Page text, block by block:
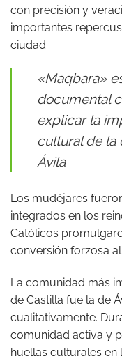
con precisión y
importantes
ciudad.
«Maqbara»
documental
explicar la
cultural de la
Ávila
Los mudéjares
integrados en los
Católicos
conversión forzosa
La comunidad más
de Castilla fue la de
cualitativamente.
comunidad activa y
huellas culturales en